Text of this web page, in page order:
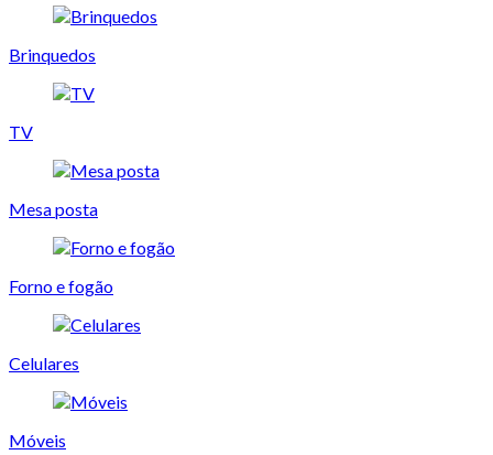
Brinquedos
TV
Mesa posta
Forno e fogão
Celulares
Móveis